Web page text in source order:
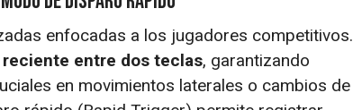
enfocadas a los jugadores competitivos.
reciente entre dos teclas, garantizando
en movimientos laterales o cambios de